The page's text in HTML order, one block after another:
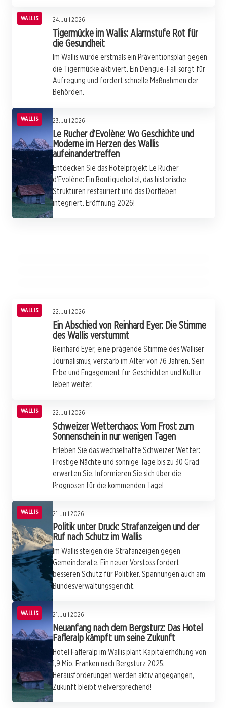
WALLIS 24. Juli 2026
Tigermücke im Wallis: Alarmstufe Rot für
die Gesundheit
Im Wallis wurde erstmals ein Präventionsplan gegen
die Tigermücke aktiviert. Ein Dengue-Fall sorgt für
Aufregung und fordert schnelle Maßnahmen der
Behörden.
WALLIS 23. Juli 2026
Le Rucher d’Evolène: Wo Geschichte und
Moderne im Herzen des Wallis
aufeinandertreffen
Entdecken Sie das Hotelprojekt Le Rucher
d’Evolène: Ein Boutiquehotel, das historische
Strukturen restauriert und das Dorfleben
integriert. Eröffnung 2026!
22. Juli 2026
Mückenkrieg im Wallis: Wie die Tigermücke
22. Juli 2026
WALLIS 22. Juli 2026
Ein Abschied von Reinhard Eyer: Die Stimme
des Wallis verstummt
Reinhard Eyer, eine prägende Stimme des Walliser
Journalismus, verstarb im Alter von 76 Jahren. Sein
Erbe und Engagement für Geschichten und Kultur
leben weiter.
WALLIS 22. Juli 2026
Schweizer Wetterchaos: Vom Frost zum
Sonnenschein in nur wenigen Tagen
Erleben Sie das wechselhafte Schweizer Wetter:
Frostige Nächte und sonnige Tage bis zu 30 Grad
erwarten Sie. Informieren Sie sich über die
Prognosen für die kommenden Tage!
WALLIS 21. Juli 2026
Politik unter Druck: Strafanzeigen und der
Ruf nach Schutz im Wallis
Im Wallis steigen die Strafanzeigen gegen
Gemeinderäte. Ein neuer Vorstoss fordert
besseren Schutz für Politiker. Spannungen auch am
Bundesverwaltungsgericht.
WALLIS 21. Juli 2026
Neuanfang nach dem Bergsturz: Das Hotel
Fafleralp kämpft um seine Zukunft
Hotel Fafleralp im Wallis plant Kapitalerhöhung von
1,9 Mio. Franken nach Bergsturz 2025.
Herausforderungen werden aktiv angegangen,
Zukunft bleibt vielversprechend!